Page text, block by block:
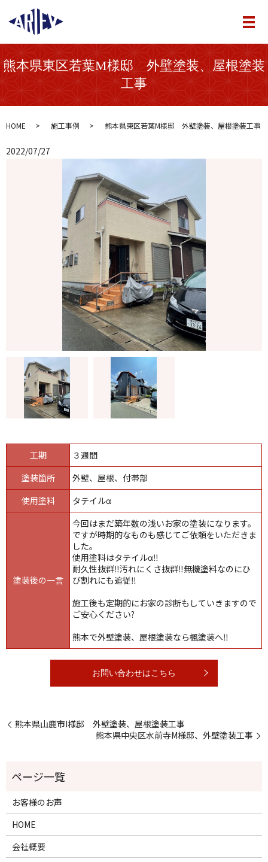
メ
熊本県東区若葉M様邸 外壁塗装、屋根塗装
工事
HOME 施工事例 熊本県東区若葉M様邸 外壁塗装、屋根塗装工事
2022/07/27
工期
３週間
塗装箇所
外壁、屋根、付帯部
使用塗料
タテイルα
塗装後の一言
今回はまだ築年数の浅いお家の塗装になります。
ですが時期的なものも感じてご依頼をいただきま
した。
使用塗料はタテイルα‼️
耐久性抜群‼️汚れにくさ抜群‼️無機塗料なのにひ
び割れにも追従‼️
施工後も定期的にお家の診断もしていきますので
ご安心ください?
熊本で外壁塗装、屋根塗装なら楓塗装へ‼️
お問い合わせはこちら
熊本県山鹿市I様邸 外壁塗装、屋根塗装工事
熊本県中央区水前寺M様邸、外壁塗装工事
お客様のお声
HOME
会社概要